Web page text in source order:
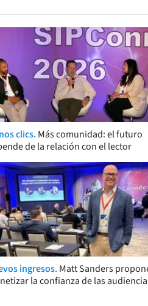
clics. Más comunidad: el futuro
de la relación con el lector
ingresos. Matt Sanders
la confianza de las